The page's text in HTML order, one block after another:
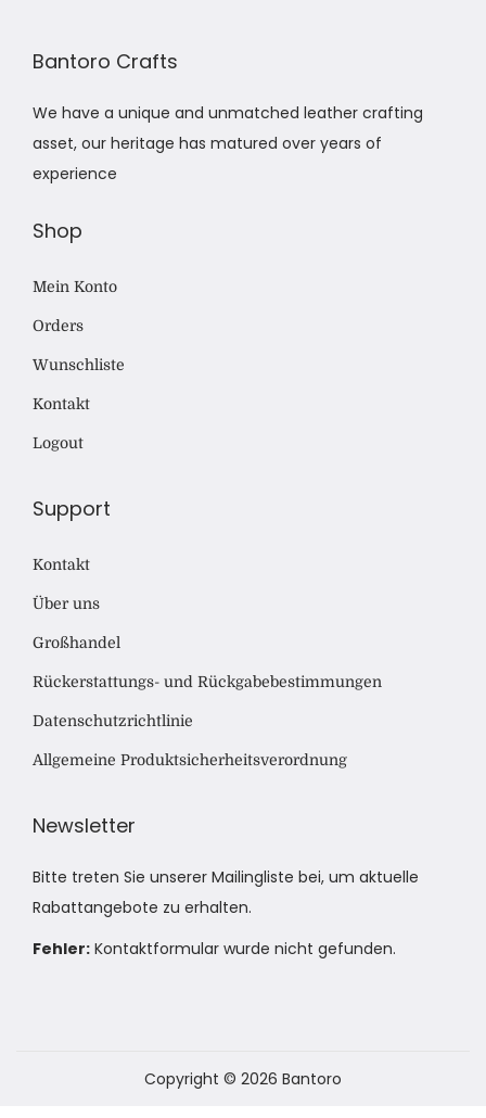
Bantoro Crafts
We have a unique and unmatched leather crafting
asset, our heritage has matured over years of
experience
Shop
Mein Konto
Orders
Wunschliste
Kontakt
Logout
Support
Kontakt
Über uns
Großhandel
Rückerstattungs- und Rückgabebestimmungen
Datenschutzrichtlinie
Allgemeine Produktsicherheitsverordnung
Newsletter
Bitte treten Sie unserer Mailingliste bei, um aktuelle
Rabattangebote zu erhalten.
Fehler: Kontaktformular wurde nicht gefunden.
Copyright © 2026 Bantoro